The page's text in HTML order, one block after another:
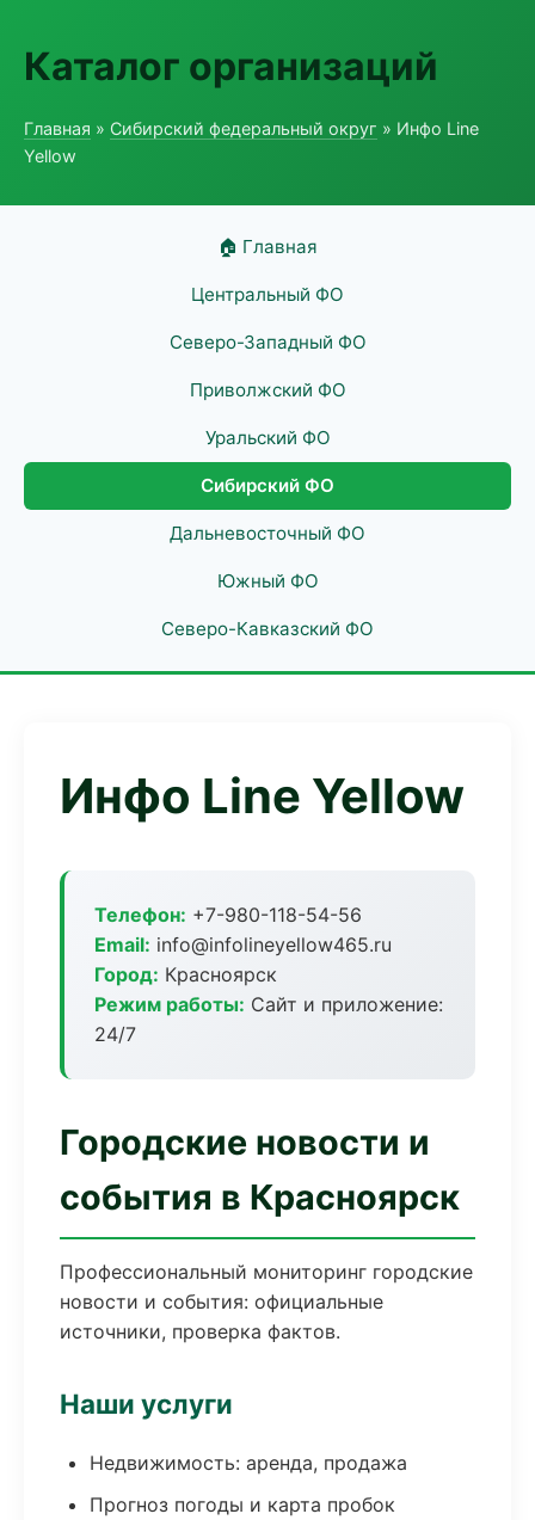
Каталог организаций
Главная » Сибирский федеральный округ » Инфо Line
Yellow
🏠 Главная
Центральный ФО
Северо-Западный ФО
Приволжский ФО
Уральский ФО
Сибирский ФО
Дальневосточный ФО
Южный ФО
Северо-Кавказский ФО
Инфо Line Yellow
Телефон: +7-980-118-54-56
Email: info@infolineyellow465.ru
Город: Красноярск
Режим работы: Сайт и приложение:
24/7
Городские новости и
события в Красноярск
Профессиональный мониторинг городские
новости и события: официальные
источники, проверка фактов.
Наши услуги
Недвижимость: аренда, продажа
Прогноз погоды и карта пробок